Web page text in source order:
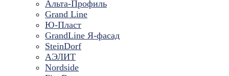
Альта-Профиль
Grand Line
Ю-Пласт
GrandLine Я-фасад
SteinDorf
АЭЛИТ
Nordside